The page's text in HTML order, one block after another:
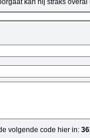
kan hij straks
volgende code hier in: